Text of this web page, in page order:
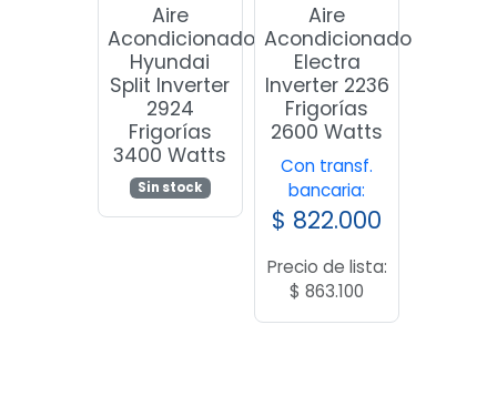
Aire
Acondicionado
Hyundai
Split Inverter
2924
Frigorías
3400 Watts
Sin stock
Aire
Acondicionado
Electra
Inverter 2236
Frigorías
2600 Watts
Con transf.
bancaria:
$ 822.000
Precio de lista:
$ 863.100